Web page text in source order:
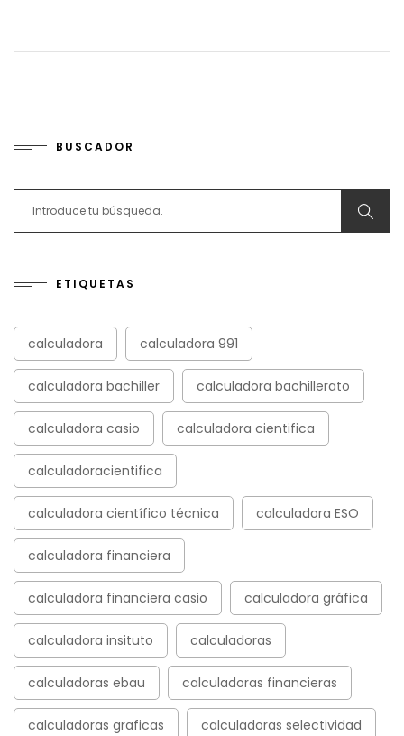
BUSCADOR
ETIQUETAS
calculadora calculadora 991
calculadora bachiller calculadora bachillerato
calculadora casio calculadora cientifica
calculadoracientifica
calculadora científico técnica calculadora ESO
calculadora financiera
calculadora financiera casio calculadora gráfica
calculadora insituto calculadoras
calculadoras ebau calculadoras financieras
calculadoras graficas calculadoras selectividad